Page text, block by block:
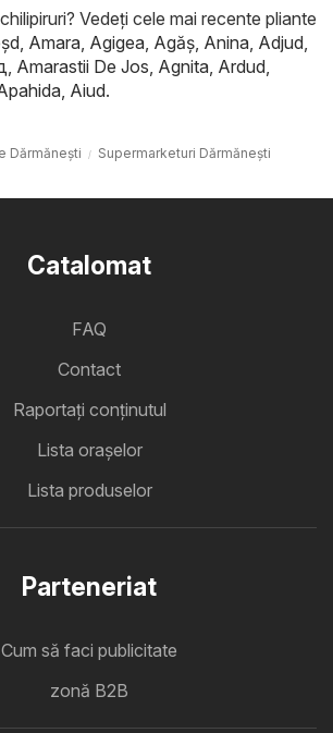
Vedeți cele mai recente pliante
, Amara, Agigea, Agăş, Anina, Adjud,
, Amarastii De Jos, Agnita, Ardud,
, Aiud.
Dărmăneşti Supermarketuri Dărmăneşti
Catalomat
FAQ
Contact
Raportați conținutul
Lista oraşelor
Lista produselor
Parteneriat
Cum să faci publicitate
zonă B2B